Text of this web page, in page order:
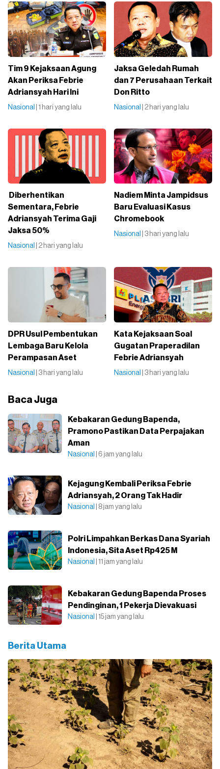
Tim 9 Kejaksaan Agung
Akan Periksa Febrie
Adriansyah Hari Ini
Nasional | 1 hari yang lalu
Jaksa Geledah Rumah
dan 7 Perusahaan Terkait
Don Ritto
Nasional | 2 hari yang lalu
Diberhentikan
Sementara, Febrie
Adriansyah Terima Gaji
Jaksa 50%
Nasional | 2 hari yang lalu
Nadiem Minta Jampidsus
Baru Evaluasi Kasus
Chromebook
Nasional | 3 hari yang lalu
DPR Usul Pembentukan
Lembaga Baru Kelola
Perampasan Aset
Nasional | 3 hari yang lalu
Kata Kejaksaan Soal
Gugatan Praperadilan
Febrie Adriansyah
Nasional | 3 hari yang lalu
Baca Juga
Kebakaran Gedung Bapenda,
Pramono Pastikan Data Perpajakan
Aman
Nasional | 6 jam yang lalu
Kejagung Kembali Periksa Febrie
Adriansyah, 2 Orang Tak Hadir
Nasional | 8 jam yang lalu
Polri Limpahkan Berkas Dana Syariah
Indonesia, Sita Aset Rp425 M
Nasional | 11 jam yang lalu
Kebakaran Gedung Bapenda Proses
Pendinginan, 1 Pekerja Dievakuasi
Nasional | 15 jam yang lalu
Berita Utama